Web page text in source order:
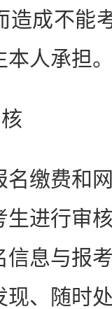
造成不能
本人承担
缴费和网
生进行审
信息与报
现、随时